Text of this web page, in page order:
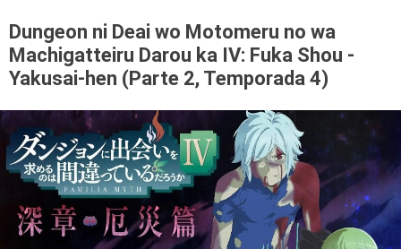
Dungeon ni Deai wo Motomeru no wa
Machigatteiru Darou ka IV: Fuka Shou -
Yakusai-hen (Parte 2, Temporada 4)